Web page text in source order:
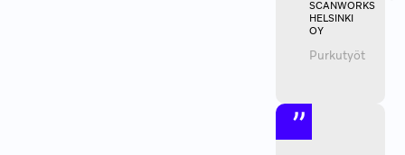
SCANWORKS
HELSINKI
OY
Purkutyöt